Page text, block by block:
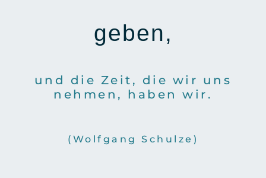
geben,
und die Zeit, die wir uns
nehmen, haben wir.
(Wolfgang Schulze)